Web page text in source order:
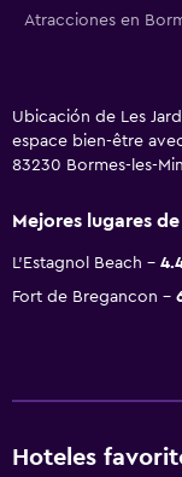
Atracciones en
Ubicación de Les
espace bien-être
83230 Bormes-les-
Mejores lugares
L'Estagnol Beach
Fort de Bregancon
Hoteles